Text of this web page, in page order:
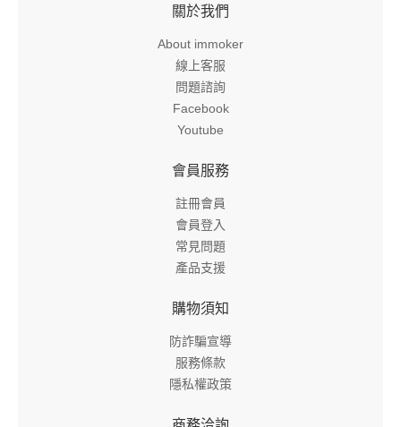
關於我們
About immoker
線上客服
問題諮詢
Facebook
Youtube
會員服務
註冊會員
會員登入
常見問題
產品支援
購物須知
防詐騙宣導
服務條款
隱私權政策